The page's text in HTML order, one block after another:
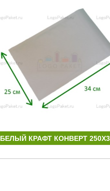
БЕЛЫЙ КРАФТ КОНВЕРТ